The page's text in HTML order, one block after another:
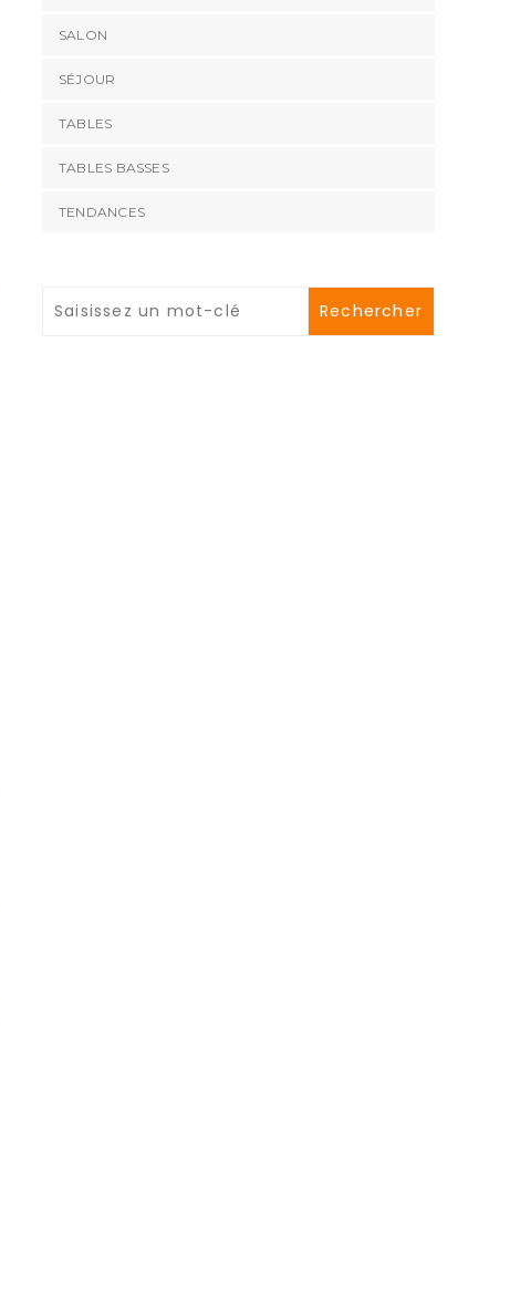
SALON
SÉJOUR
TABLES
TABLES BASSES
TENDANCES